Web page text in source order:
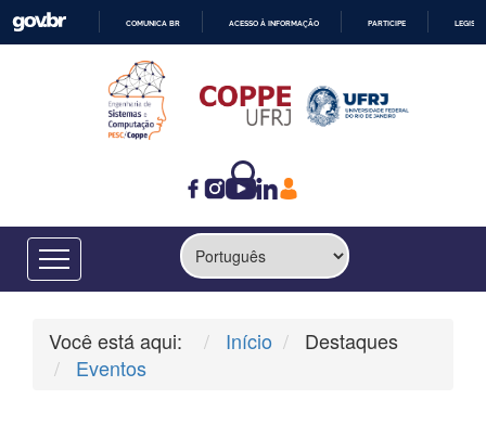
CONTEÚDO
COMUNICA BR ACESSO À INFORMAÇÃO PARTICIPE
Você está aqui: Início
Destaques
Eventos